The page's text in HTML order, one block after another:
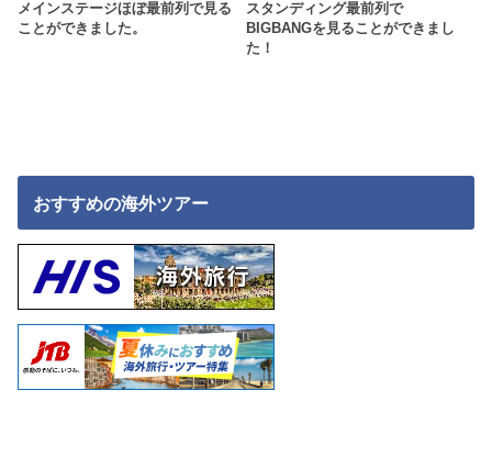
メインステージほぼ最前列で見る
ことができました。
スタンディング最前列で
BIGBANGを見ることができまし
た！
おすすめの海外ツアー